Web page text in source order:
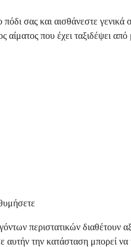
σας και αισθάνεστε
που έχει ταξιδέψει
περιστατικών διαθέτουν
την κατάσταση μπορεί να